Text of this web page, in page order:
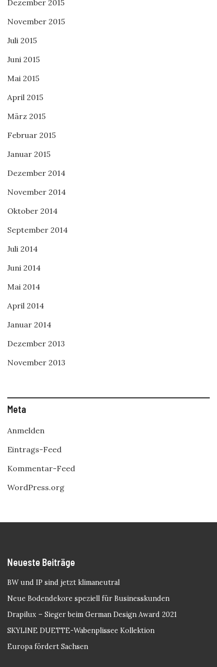
Dezember 2015
November 2015
Juli 2015
Juni 2015
Mai 2015
April 2015
März 2015
Februar 2015
Januar 2015
Dezember 2014
November 2014
Oktober 2014
September 2014
Juli 2014
Juni 2014
Mai 2014
April 2014
Januar 2014
Dezember 2013
November 2013
Meta
Anmelden
Eintrags-Feed
Kommentar-Feed
WordPress.org
Neueste Beiträge
BW und IP sind jetzt klimaneutral
Neue Bodendekore speziell für Businesskunden
Drapilux – Sieger beim German Design Award 2021
SKYLINE DUETTE-Wabenplissee Kollektion
Europa fördert Sachsen